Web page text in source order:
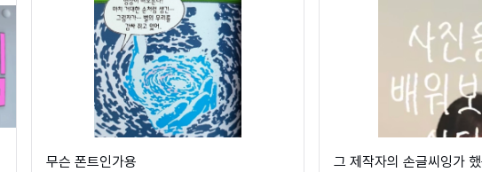
무슨 폰트인가용
그 제작자의 손글씨잉가